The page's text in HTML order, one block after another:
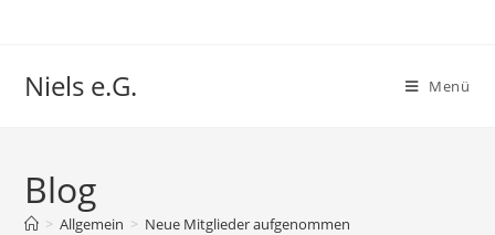
Niels e.G. Menü
Blog
> Allgemein > Neue Mitglieder aufgenommen